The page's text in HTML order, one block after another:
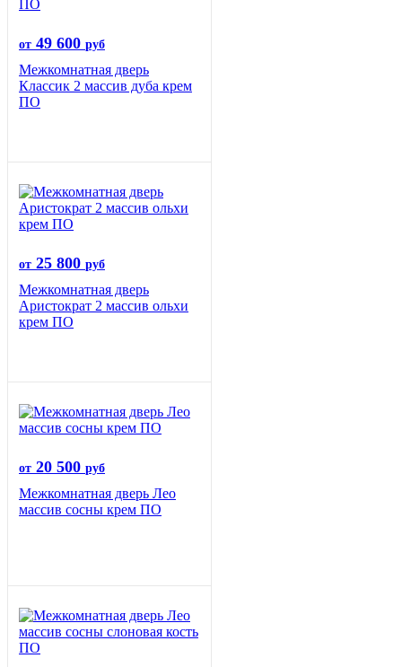
от 49 600 руб
Межкомнатная дверь
Классик 2 массив дуба крем
ПО
от 25 800 руб
Межкомнатная дверь
Аристократ 2 массив ольхи
крем ПО
от 20 500 руб
Межкомнатная дверь Лео
массив сосны крем ПО